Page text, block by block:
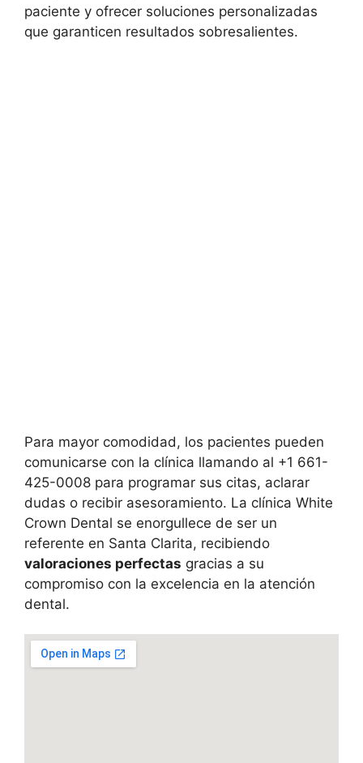
paciente y ofrecer soluciones personalizadas
que garanticen resultados sobresalientes.
Para mayor comodidad, los pacientes pueden
comunicarse con la clínica llamando al +1 661-
425-0008 para programar sus citas, aclarar
dudas o recibir asesoramiento. La clínica White
Crown Dental se enorgullece de ser un
referente en Santa Clarita, recibiendo
valoraciones perfectas gracias a su
compromiso con la excelencia en la atención
dental.